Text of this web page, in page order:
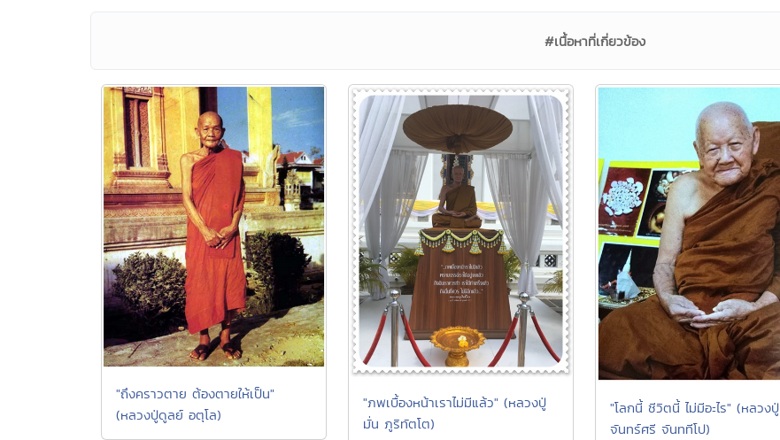
#เนื้อหาที่เกี่ยวข้อง
"ถึงคราวตาย ต้องตายให้เป็น"
(หลวงปู่ดูลย์ อตุโล)
"ภพเบื้องหน้าเราไม่มีแล้ว" (หลวงปู่
มั่น ภูริทัตโต)
"โลกนี้ ชีวิตนี้ ไม่มีอะไร" (หลวงปู่
จันทร์ศรี จันททีโป)